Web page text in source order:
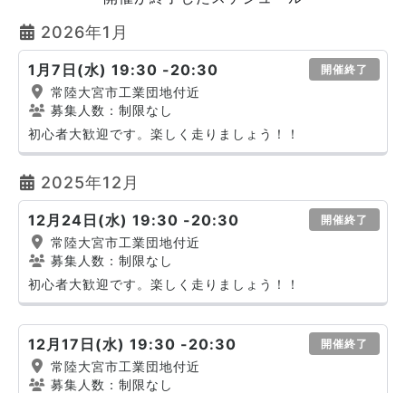
2026年1月
1月7日(水) 19:30 -20:30 開催終了
常陸大宮市工業団地付近
募集人数：制限なし
初心者大歓迎です。楽しく走りましょう！！
2025年12月
12月24日(水) 19:30 -20:30 開催終了
常陸大宮市工業団地付近
募集人数：制限なし
初心者大歓迎です。楽しく走りましょう！！
12月17日(水) 19:30 -20:30 開催終了
常陸大宮市工業団地付近
募集人数：制限なし